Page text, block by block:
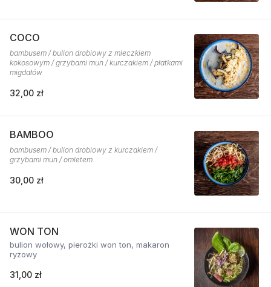
COCO
bambusem / bulion drobiowy z mleczkiem
kokosowym / grzybami mun / kurczakiem / płatkami
migdałów
32,00 zł
BAMBOO
bambusem / bulion drobiowy z kurczakiem /
grzybami mun / omletem
30,00 zł
WON TON
bulion wołowy, pierożki won ton, makaron
ryżowy
31,00 zł